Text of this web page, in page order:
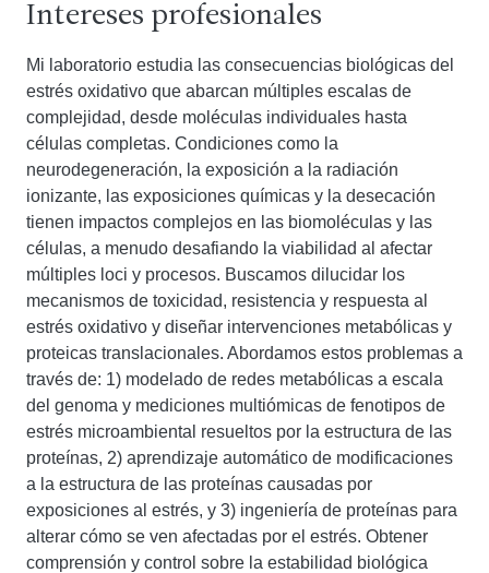
Intereses profesionales
Mi laboratorio estudia las consecuencias biológicas del
estrés oxidativo que abarcan múltiples escalas de
complejidad, desde moléculas individuales hasta
células completas. Condiciones como la
neurodegeneración, la exposición a la radiación
ionizante, las exposiciones químicas y la desecación
tienen impactos complejos en las biomoléculas y las
células, a menudo desafiando la viabilidad al afectar
múltiples loci y procesos. Buscamos dilucidar los
mecanismos de toxicidad, resistencia y respuesta al
estrés oxidativo y diseñar intervenciones metabólicas y
proteicas translacionales. Abordamos estos problemas a
través de: 1) modelado de redes metabólicas a escala
del genoma y mediciones multiómicas de fenotipos de
estrés microambiental resueltos por la estructura de las
proteínas, 2) aprendizaje automático de modificaciones
a la estructura de las proteínas causadas por
exposiciones al estrés, y 3) ingeniería de proteínas para
alterar cómo se ven afectadas por el estrés. Obtener
comprensión y control sobre la estabilidad biológica